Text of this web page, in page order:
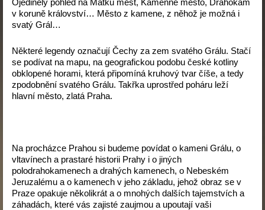
Ojedinělý pohled na Matku měst, Kamenné město, Drahokam
v koruně království… Město z kamene, z něhož je možná i
svatý Grál…
Některé legendy označují Čechy za zem svatého Grálu. Stačí
se podívat na mapu, na geografickou podobu české kotliny
obklopené horami, která připomíná kruhový tvar číše, a tedy
zpodobnění svatého Grálu. Takřka uprostřed poháru leží
hlavní město, zlatá Praha.
Na procházce Prahou si budeme povídat o kameni Grálu, o
vltavínech a prastaré historii Prahy i o jiných
polodrahokamenech a drahých kamenech, o Nebeském
Jeruzalému a o kamenech v jeho základu, jehož obraz se v
Praze opakuje několikrát a o mnohých dalších tajemstvích a
záhadách, které vás zajisté zaujmou a upoutají vaši